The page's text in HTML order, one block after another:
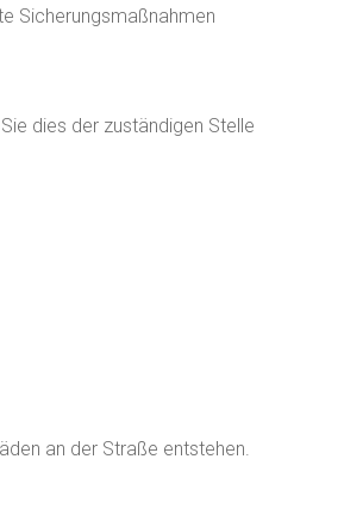
Sicherungsmaßnahmen
dies der zuständigen Stelle
an der Straße entstehen.